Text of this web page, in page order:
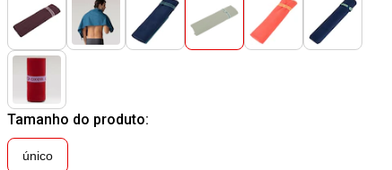
Tamanho do produto:
único